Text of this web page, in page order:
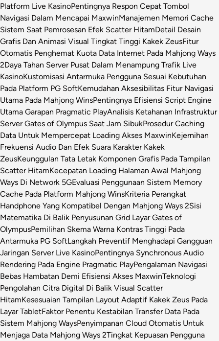
Platform Live KasinoPentingnya Respon Cepat Tombol
Navigasi Dalam Mencapai MaxwinManajemen Memori Cache
Sistem Saat Pemrosesan Efek Scatter HitamDetail Desain
Grafis Dan Animasi Visual Tingkat Tinggi Kakek ZeusFitur
Otomatis Penghemat Kuota Data Internet Pada Mahjong Ways
2Daya Tahan Server Pusat Dalam Menampung Trafik Live
KasinoKustomisasi Antarmuka Pengguna Sesuai Kebutuhan
Pada Platform PG SoftKemudahan Aksesibilitas Fitur Navigasi
Utama Pada Mahjong WinsPentingnya Efisiensi Script Engine
Utama Garapan Pragmatic PlayAnalisis Ketahanan Infrastruktur
Server Gates of Olympus Saat Jam SibukProsedur Caching
Data Untuk Mempercepat Loading Akses MaxwinKejernihan
Frekuensi Audio Dan Efek Suara Karakter Kakek
ZeusKeunggulan Tata Letak Komponen Grafis Pada Tampilan
Scatter HitamKecepatan Loading Halaman Awal Mahjong
Ways Di Network 5GEvaluasi Penggunaan Sistem Memory
Cache Pada Platform Mahjong WinsKriteria Perangkat
Handphone Yang Kompatibel Dengan Mahjong Ways 2Sisi
Matematika Di Balik Penyusunan Grid Layar Gates of
OlympusPemilihan Skema Warna Kontras Tinggi Pada
Antarmuka PG SoftLangkah Preventif Menghadapi Gangguan
Jaringan Server Live KasinoPentingnya Synchronous Audio
Rendering Pada Engine Pragmatic PlayPengalaman Navigasi
Bebas Hambatan Demi Efisiensi Akses MaxwinTeknologi
Pengolahan Citra Digital Di Balik Visual Scatter
HitamKesesuaian Tampilan Layout Adaptif Kakek Zeus Pada
Layar TabletFaktor Penentu Kestabilan Transfer Data Pada
Sistem Mahjong WaysPenyimpanan Cloud Otomatis Untuk
Menjaga Data Mahjong Ways 2Tingkat Kepuasan Pengguna